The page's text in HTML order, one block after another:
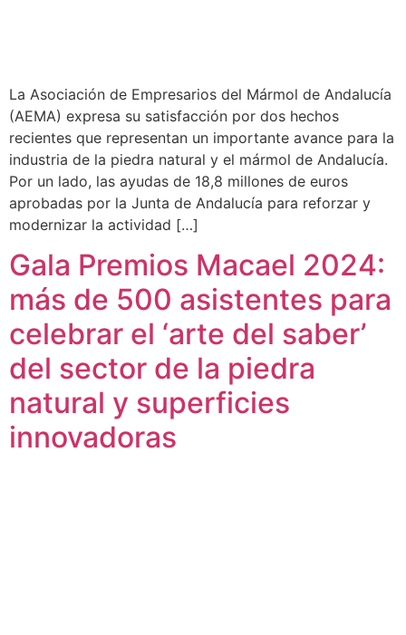
La Asociación de Empresarios del Mármol de Andalucía
(AEMA) expresa su satisfacción por dos hechos
recientes que representan un importante avance para la
industria de la piedra natural y el mármol de Andalucía.
Por un lado, las ayudas de 18,8 millones de euros
aprobadas por la Junta de Andalucía para reforzar y
modernizar la actividad […]
Gala Premios Macael 2024:
más de 500 asistentes para
celebrar el ‘arte del saber’
del sector de la piedra
natural y superficies
innovadoras